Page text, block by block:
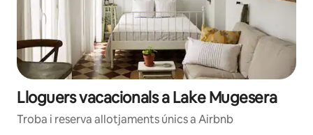
Lloguers vacacionals a Lake Mugesera
Troba i reserva allotjaments únics a Airbnb